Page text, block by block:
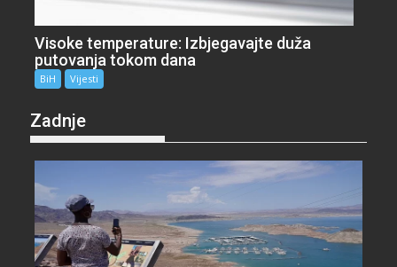
Visoke temperature: Izbjegavajte duža
putovanja tokom dana
BiH Vijesti
Zadnje